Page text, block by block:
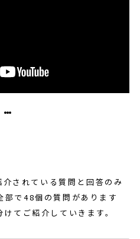
れている質問と回答のみ
部で48個の質問があります
てご紹介していきます。